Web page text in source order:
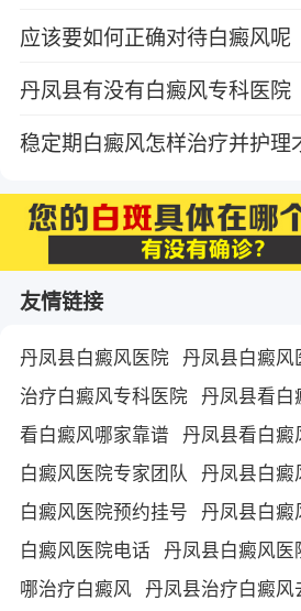
应该要如何正确对待白癜风呢
丹凤县有没有白癜风专科医院
友情链接
丹凤县白癜风医院 丹凤县白癜风
治疗白癜风专科医院 丹凤县看白
看白癜风哪家靠谱 丹凤县看白癜
白癜风医院专家团队 丹凤县白癜
白癜风医院预约挂号 丹凤县白癜
白癜风医院电话 丹凤县白癜风医
哪治疗白癜风 丹凤县治疗白癜风